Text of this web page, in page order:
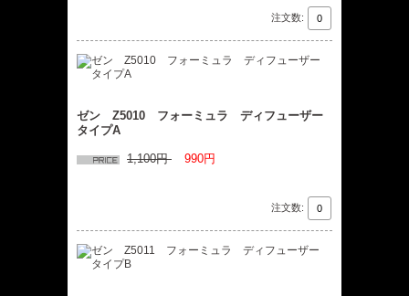
注文数:
ゼン Z5010 フォーミュラ ディフューザー
タイプA
1,100円 990円
注文数: